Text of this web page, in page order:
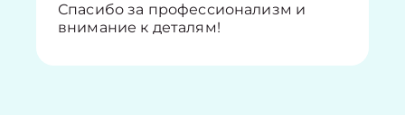
Спасибо за профессионализм и
внимание к деталям!